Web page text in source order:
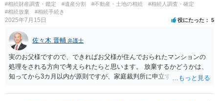
#相続財産調査・鑑定 #遺産分割 #不動産・土地の相続
#相続人調査・確定
#相続放棄
#相続手続き
2025年7月15日 役にたった 5
佐々木 晋輔 弁護士
実のお父様ですので、できればお父様が住んでおられたマンションの
処理をされる方向で考えられたらと思います。 放棄するかどうかは、
知ってから3カ月以内が原則ですが、家庭裁判所に申立すれば3カ月の
放棄するかどうか決めることができます。 銀行やサラ金が数年も放置